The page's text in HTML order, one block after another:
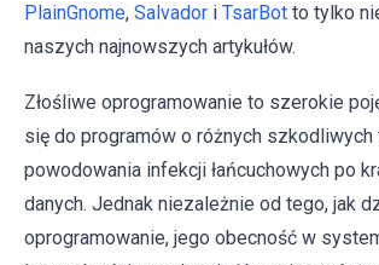
PlainGnome, Salvador i TsarBot to tylko
naszych najnowszych artykułów.
Złośliwe oprogramowanie to szerokie
się do programów o różnych szkodliwych
powodowania infekcji łańcuchowych po
danych. Jednak niezależnie od tego, jak
oprogramowanie, jego obecność w